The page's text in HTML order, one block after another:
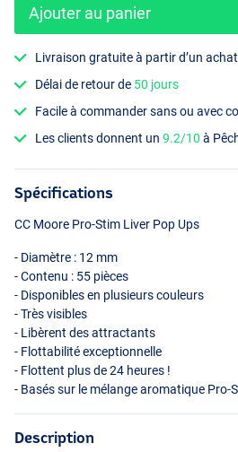
Ajouter au panier
Livraison gratuite à partir d’un
Délai de retour de 50 jours
Facile à commander sans ou avec
Les clients donnent un9.2/10 à
Spécifications
CC Moore Pro-Stim Liver Pop Ups
- Diamètre : 12 mm
- Contenu : 55 pièces
- Disponibles en plusieurs couleurs
- Très visibles
- Libèrent des attractants
- Flottabilité exceptionnelle
- Flottent plus de 24 heures !
- Basés sur le mélange aromatique Pro-
Description